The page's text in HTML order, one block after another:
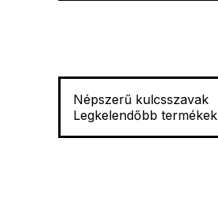
Népszerű kulcsszavak
Legkelendőbb termékek